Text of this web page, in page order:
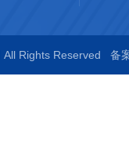
All Rights Reserved 备